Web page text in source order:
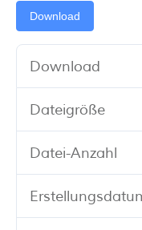
Download
Download
Dateigröße
Datei-Anzahl